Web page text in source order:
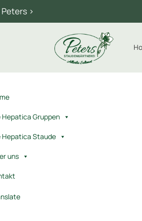
>
Hepatica Gruppen
Hepatica Staude
uns